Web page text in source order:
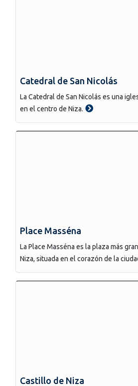
Catedral de San Nicolás
La Catedral de San Nicolás es una
en el centro de Niza.
Place Masséna
La Place Masséna es la plaza más
Niza, situada en el corazón de la
Castillo de Niza